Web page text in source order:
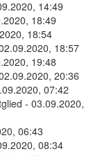
14:49
18:49
18:54
18:57
19:48
20:36
07:42
- 03.09.2020,
06:43
08:34